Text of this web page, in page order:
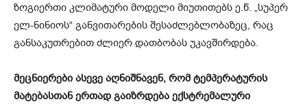
ზოგიერთი კლიმატური მოდელი მიუთითებს ე.წ. „სუპერ
ელ-ნინიოს“ განვითარების შესაძლებლობაზეც, რაც
განსაკუთრებით ძლიერ დათბობას უკავშირდება.
მეცნიერები ასევე აღნიშნავენ, რომ ტემპერატურის
მატებასთან ერთად გაიზრდება ექსტრემალური